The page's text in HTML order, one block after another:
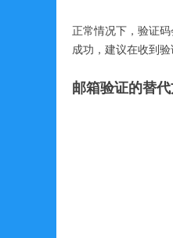
正常情况下，验证
成功，建议在收到验
邮箱验证的替